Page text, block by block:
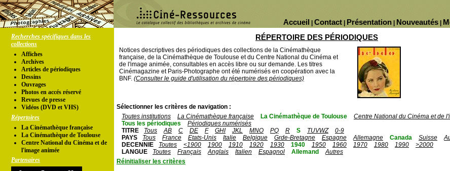
Nouveautés
Présentation
Contact
Accueil
Recherches spécifiques dans les
collections
Affiches
Archives
Articles de périodiques
Dessins
Ouvrages
Photos en accés réservé
Revues de presse
Vidéos (DVD et VHS)
Répertoires
La Cinémathèque française
La Cinémathèque de Toulouse
Centre National du Cinéma et de
l'image animée
Partenaires
RÉPERTOIRE DES PÉRIODIQUES
Notices descriptives des périodiques des collections de la Cinémathèque
française, de la Cinémathèque de Toulouse et du Centre National du Cinéma et
de l'image animée, consultables en accès libre ou sur demande. Les titres
Cinémagazine et Paris-Photographe ont été numérisés en coopération avec la
BNF. (Consulter le guide d'utilisation du répertoire des périodiques)
Sélectionner les critères de navigation :
Toutes institutions
La Cinémathèque française La Cinémathèque de Toulouse
Centre National du Cinéma et de
Tous les périodiques
Périodiques numérisés
TITRE
Tous AB C DE F GHI JKL MNO PQ R S TUVWZ
0-9
PAYS
Tous France Etats-Unis Italie Belgique Grde-Bretagne Espagne Allemagne Canada Suisse
DECENNIE
Toutes <1900 1900 1910 1920 1930 1940 1950 1960 1970 1980 1990
>2000
LANGUE
Toutes Français Anglais Italien Espagnol Allemand
Autres
Réinitialiser les critères